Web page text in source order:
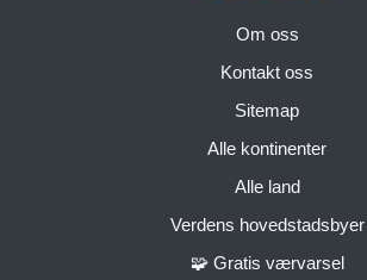
Om oss
Kontakt oss
Sitemap
Alle kontinenter
Alle land
Verdens hovedstadsbyer
🧩 Gratis værvarsel